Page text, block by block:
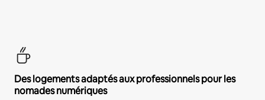
Des logements adaptés aux professionnels pour les
nomades numériques